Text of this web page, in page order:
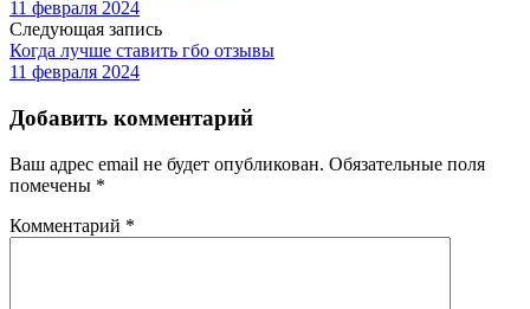
11 февраля 2024
Следующая запись
Когда лучше ставить гбо отзывы
11 февраля 2024
Добавить комментарий
Ваш адрес email не будет опубликован. Обязательные поля
помечены *
Комментарий *